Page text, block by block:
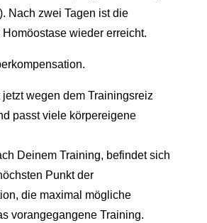
Nach zwei Tagen ist die
wieder erreicht.
wegen dem Trainingsreiz
passt viele körpereigene
Deinem Training, befindet sich
Punkt der
die maximal mögliche
vorangegangene Training.